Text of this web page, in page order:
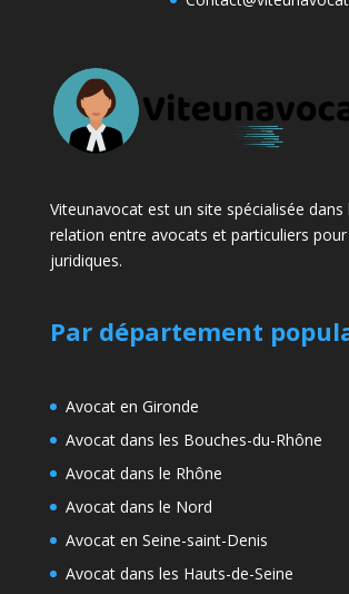
Viteunavocat est un site spécialisée dans
relation entre avocats et particuliers
juridiques.
Par département
Avocat en Gironde
Avocat dans les Bouches-du-Rhône
Avocat dans le Rhône
Avocat dans le Nord
Avocat en Seine-saint-Denis
Avocat dans les Hauts-de-Seine